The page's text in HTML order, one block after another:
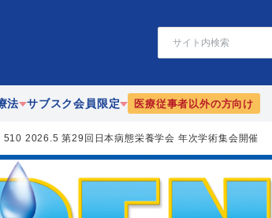
法
養
ション栄養
サブスク会員限定
栄養
PEN-栄養ニューズ
JEFFライブラリ
医療従事者以外の方向け
510 2026.5 第29回日本病態栄養学会 年次学術集会開催